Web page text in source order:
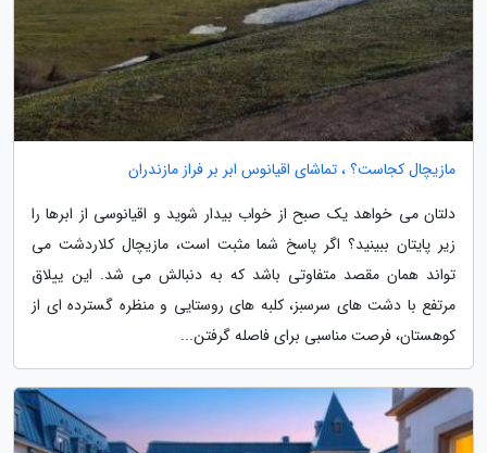
مازیچال کجاست؟ ، تماشای اقیانوس ابر بر فراز مازندران
دلتان می خواهد یک صبح از خواب بیدار شوید و اقیانوسی از ابرها را
زیر پایتان ببینید؟ اگر پاسخ شما مثبت است، مازیچال کلاردشت می
تواند همان مقصد متفاوتی باشد که به دنبالش می شد. این ییلاق
مرتفع با دشت های سرسبز، کلبه های روستایی و منظره گسترده ای از
کوهستان، فرصت مناسبی برای فاصله گرفتن...